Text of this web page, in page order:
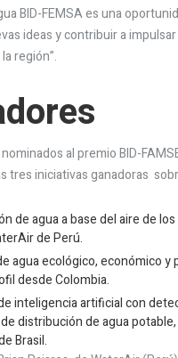
BID-FEMSA es una
ideas y contribuir a
región”.
al premio BID-
tres iniciativas ganadoras
de agua a base del aire de
de Perú.
agua ecológico, económico y
desde Colombia.
inteligencia artificial con
distribución de agua
Brasil.